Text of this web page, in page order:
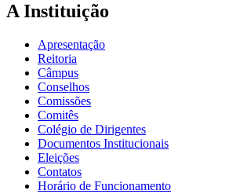
A Instituição
Apresentação
Reitoria
Câmpus
Conselhos
Comissões
Comitês
Colégio de Dirigentes
Documentos Institucionais
Eleições
Contatos
Horário de Funcionamento